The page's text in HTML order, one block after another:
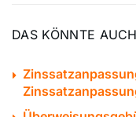
DAS KÖNNTE